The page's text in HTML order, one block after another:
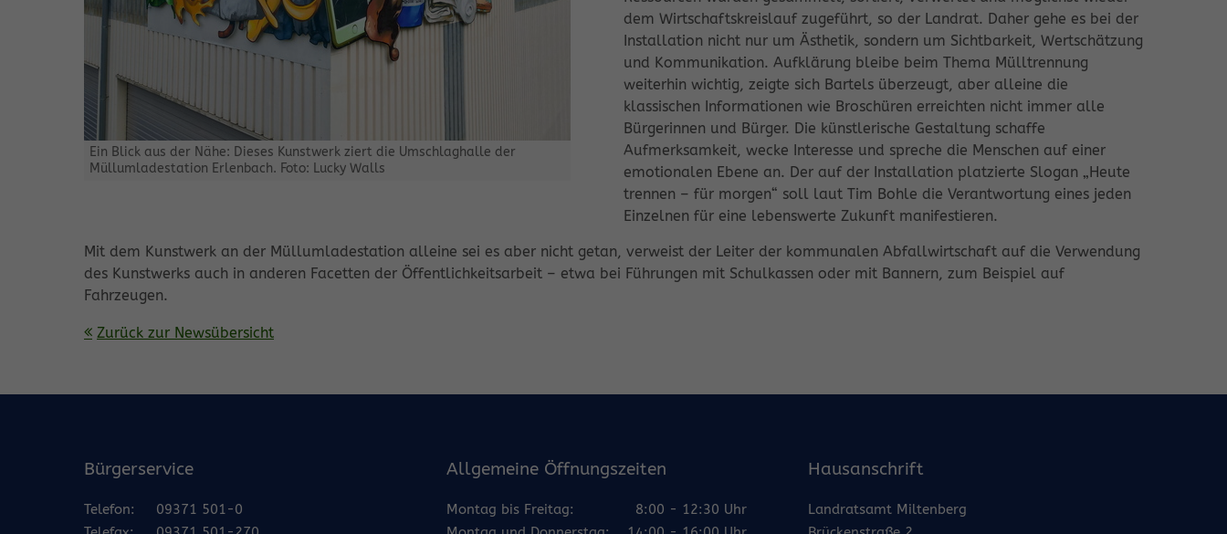
Ein Blick aus der Nähe: Dieses Kunstwerk ziert die Umschlaghalle der
Müllumladestation Erlenbach. Foto: Lucky Walls
dem Wirtschaftskreislauf zugeführt, so der Landrat. Daher gehe es bei der
Installation nicht nur um Ästhetik, sondern um Sichtbarkeit, Wertschätzung
und Kommunikation. Aufklärung bleibe beim Thema Mülltrennung
weiterhin wichtig, zeigte sich Bartels überzeugt, aber alleine die
klassischen Informationen wie Broschüren erreichten nicht immer alle
Bürgerinnen und Bürger. Die künstlerische Gestaltung schaffe
Aufmerksamkeit, wecke Interesse und spreche die Menschen auf einer
emotionalen Ebene an. Der auf der Installation platzierte Slogan „Heute
trennen – für morgen“ soll laut Tim Bohle die Verantwortung eines jeden
Einzelnen für eine lebenswerte Zukunft manifestieren.
Mit dem Kunstwerk an der Müllumladestation alleine sei es aber nicht getan, verweist der Leiter der kommunalen Abfallwirtschaft auf die Verwendung
des Kunstwerks auch in anderen Facetten der Öffentlichkeitsarbeit – etwa bei Führungen mit Schulkassen oder mit Bannern, zum Beispiel auf
Fahrzeugen.
Zurück zur Newsübersicht
Bürgerservice
Telefon:
09371 501-0
Allgemeine Öffnungszeiten
Montag bis Freitag:
8:00 - 12:30 Uhr
Hausanschrift
Landratsamt Miltenberg